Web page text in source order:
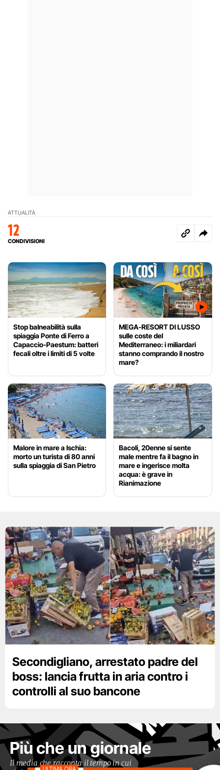
ATTUALITÀ
12
CONDIVISIONI
Stop balneabilità sulla
spiaggia Ponte di Ferro a
Capaccio-Paestum: batteri
fecali oltre i limiti di 5 volte
MEGA-RESORT DI LUSSO
sulle coste del
Mediterraneo: i miliardari
stanno comprando il nostro
mare?
Malore in mare a Ischia:
morto un turista di 80 anni
sulla spiaggia di San Pietro
Bacoli, 20enne si sente
male mentre fa il bagno in
mare e ingerisce molta
acqua: è grave in
Rianimazione
Secondigliano, arrestato padre del
boss: lancia frutta in aria contro i
controlli al suo bancone
Più che un giornale
Il media che racconta il tempo in cui